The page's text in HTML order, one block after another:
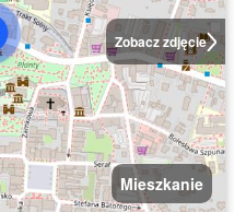
Zobacz zdjęcie
Mieszkanie